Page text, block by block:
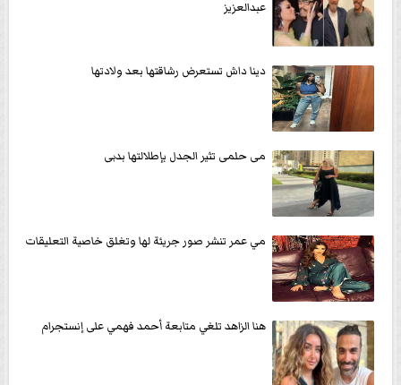
عبدالعزيز
دينا داش تستعرض رشاقتها بعد ولادتها
مى حلمى تثير الجدل بإطلالتها بدبى
مي عمر تنشر صور جريئة لها وتغلق خاصية التعليقات
هنا الزاهد تلغي متابعة أحمد فهمي على إنستجرام